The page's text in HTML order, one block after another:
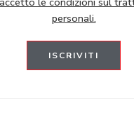
personali.